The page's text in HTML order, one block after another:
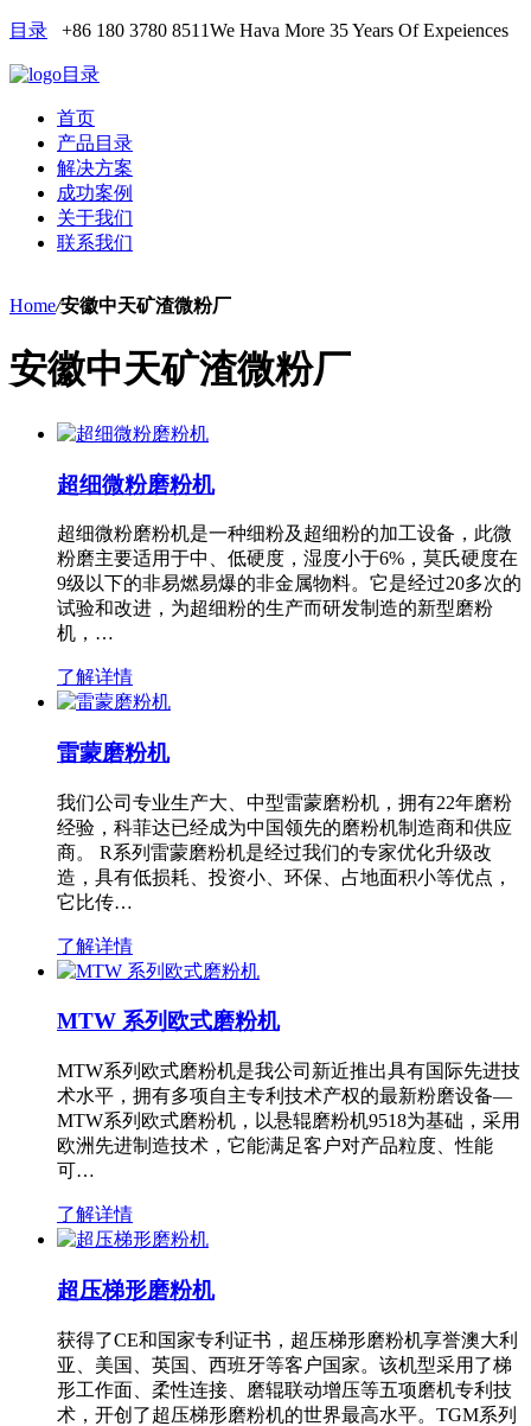
目录 +86 180 3780 8511We Hava More 35 Years Of Expeiences
目录
首页
产品目录
解决方案
成功案例
关于我们
联系我们
Home/安徽中天矿渣微粉厂
安徽中天矿渣微粉厂
超细微粉磨粉机
超细微粉磨粉机是一种细粉及超细粉的加工设备，此微
粉磨主要适用于中、低硬度，湿度小于6%，莫氏硬度在
9级以下的非易燃易爆的非金属物料。它是经过20多次的
试验和改进，为超细粉的生产而研发制造的新型磨粉
机，…
了解详情
雷蒙磨粉机
我们公司专业生产大、中型雷蒙磨粉机，拥有22年磨粉
经验，科菲达已经成为中国领先的磨粉机制造商和供应
商。 R系列雷蒙磨粉机是经过我们的专家优化升级改
造，具有低损耗、投资小、环保、占地面积小等优点，
它比传…
了解详情
MTW 系列欧式磨粉机
MTW系列欧式磨粉机是我公司新近推出具有国际先进技
术水平，拥有多项自主专利技术产权的最新粉磨设备—
MTW系列欧式磨粉机，以悬辊磨粉机9518为基础，采用
欧洲先进制造技术，它能满足客户对产品粒度、性能
可…
了解详情
超压梯形磨粉机
获得了CE和国家专利证书，超压梯形磨粉机享誉澳大利
亚、美国、英国、西班牙等客户国家。该机型采用了梯
形工作面、柔性连接、磨辊联动增压等五项磨机专利技
术，开创了超压梯形磨粉机的世界最高水平。TGM系列